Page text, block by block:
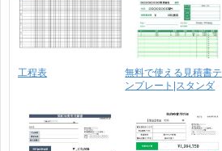
工程表
無料で使える見積書テ
ンプレート|スタンダ